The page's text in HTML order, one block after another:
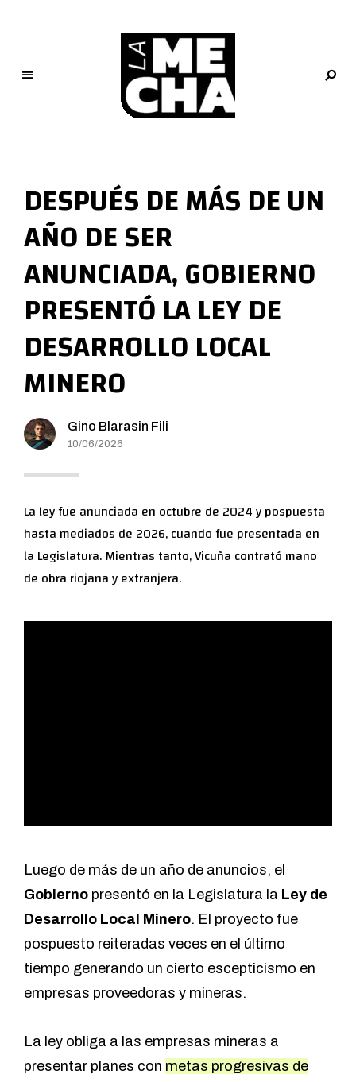
M
e
c
h
a
PERIODISMO DIGITAL
DESPUÉS DE MÁS DE UN
AÑO DE SER
ANUNCIADA, GOBIERNO
PRESENTÓ LA LEY DE
DESARROLLO LOCAL
MINERO
Gino Blarasin Fili
10/06/2026
La ley fue anunciada en octubre de 2024 y pospuesta
hasta mediados de 2026, cuando fue presentada en
la Legislatura. Mientras tanto, Vicuña contrató mano
de obra riojana y extranjera.
Luego de más de un año de anuncios, el
Gobierno presentó en la Legislatura la Ley de
Desarrollo Local Minero. El proyecto fue
pospuesto reiteradas veces en el último
tiempo generando un cierto escepticismo en
empresas proveedoras y mineras.
La ley obliga a las empresas mineras a
presentar planes con metas progresivas de